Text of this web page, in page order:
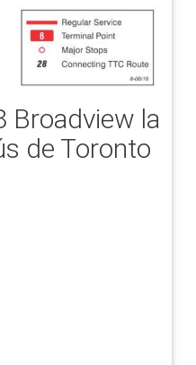
Broadview la
de Toronto